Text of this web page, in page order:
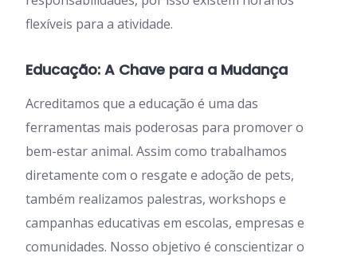
flexíveis para a atividade.
Educação: A Chave para a Mudança
Acreditamos que a educação é uma das
ferramentas mais poderosas para promover o
bem-estar animal. Assim como trabalhamos
diretamente com o resgate e adoção de pets,
também realizamos palestras, workshops e
campanhas educativas em escolas, empresas e
comunidades. Nosso objetivo é conscientizar o